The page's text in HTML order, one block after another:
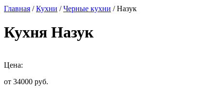
Главная /Кухни /Черные кухни / Назук
Кухня Назук
Цена:
от 34000 руб.